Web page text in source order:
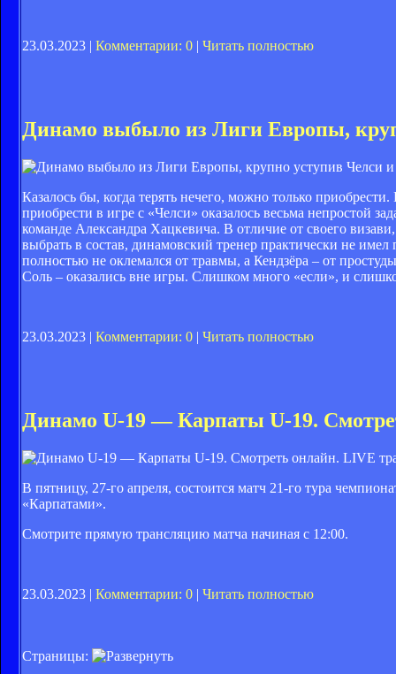
23.03.2023 | Комментарии: 0 | Читать полностью
Динамо выбыло из Лиги Европы,
Казалось бы, когда терять нечего, можно только
приобрести в игре с «Челси» оказалось весьма непростой
команде Александра Хацкевича. В отличие от своего
выбрать в состав, динамовский тренер практически не
полностью не оклемался от травмы, а Кендзёра – от
Соль – оказались вне игры. Слишком много «если», и
23.03.2023 | Комментарии: 0 | Читать полностью
Динамо U-19 — Карпаты U-19.
В пятницу, 27-го апреля, состоится матч 21-го тура
«Карпатами».
Смотрите прямую трансляцию матча начиная с 12:00.
23.03.2023 | Комментарии: 0 | Читать полностью
Страницы: